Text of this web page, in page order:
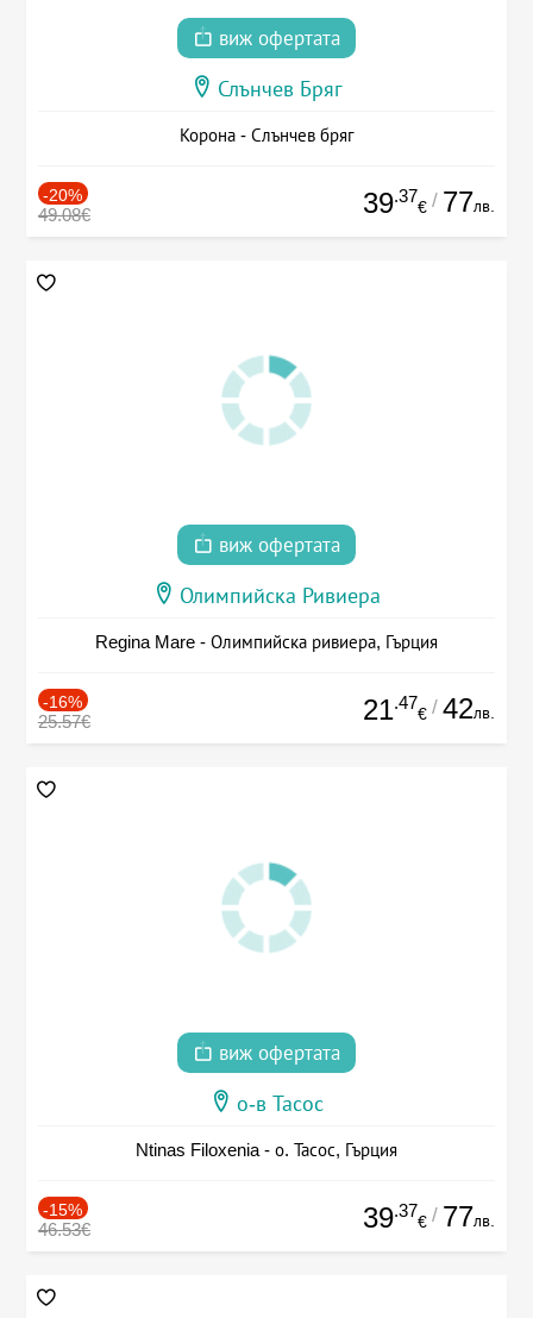
виж офертата
Слънчев Бряг
Корона - Слънчев бряг
-20%
49.08€ 39.37
€ / 77лв.
виж офертата
Олимпийска Ривиера
Regina Mare - Олимпийска ривиера, Гърция
-16%
25.57€ 21.47
€ / 42лв.
виж офертата
о-в Тасос
Ntinas Filoxenia - о. Тасос, Гърция
-15%
46.53€ 39.37
€ / 77лв.